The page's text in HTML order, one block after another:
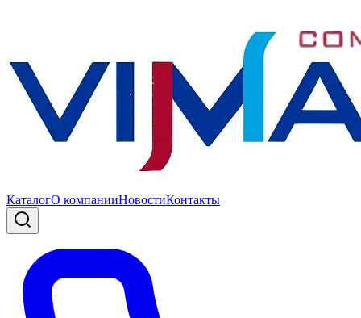
КаталогО компанииНовостиКонтакты